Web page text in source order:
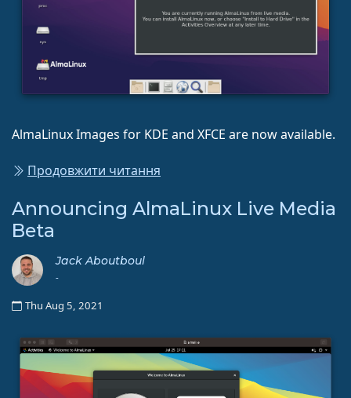
AlmaLinux Images for KDE and XFCE are now available.
Продовжити читання
Announcing AlmaLinux Live Media
Beta
Jack Aboutboul
-
Thu Aug 5, 2021